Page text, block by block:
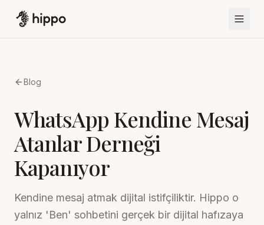
Blog
WhatsApp Kendine Mesaj
Atanlar Derneği
Kapanıyor
Kendine mesaj atmak dijital istifçiliktir. Hippo o
yalnız 'Ben' sohbetini gerçek bir dijital hafızaya